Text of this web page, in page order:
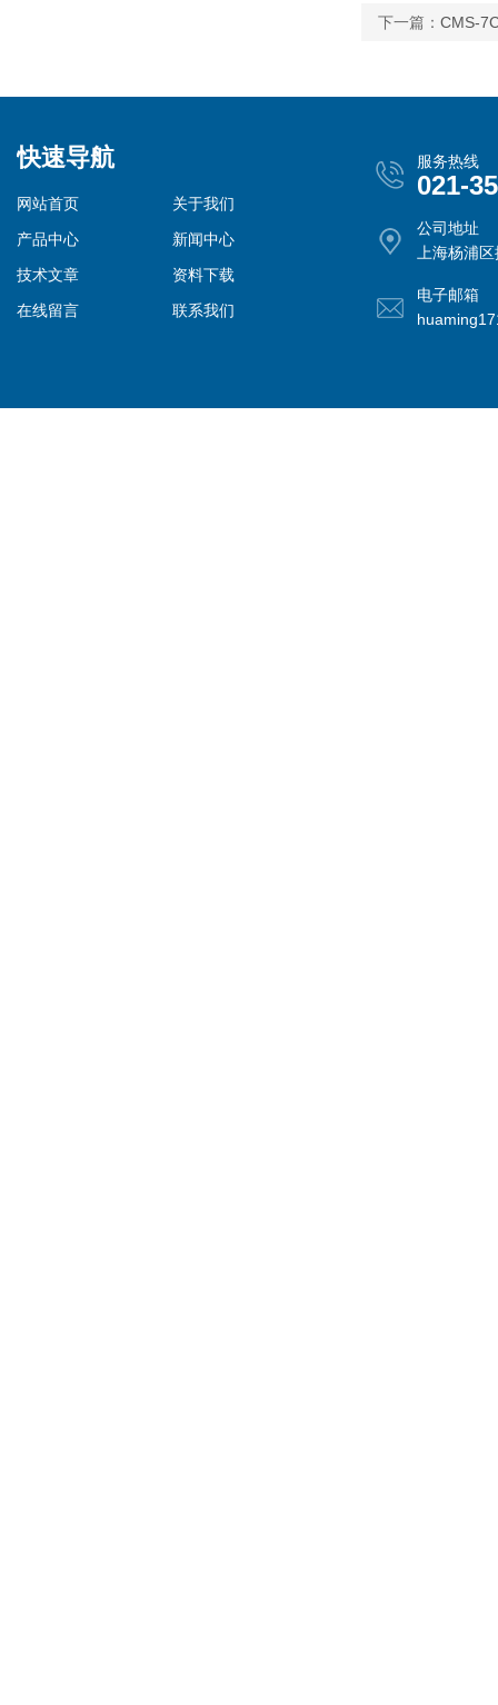
下一篇： CMS-
快速导航
网站首页
关于我们
产品中心
新闻中心
技术文章
资料下载
在线留言
联系我们
服务热线
021-
公司地址
上海杨浦
电子邮箱